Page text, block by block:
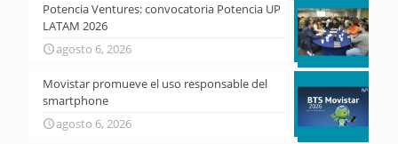
Potencia Ventures: convocatoria Potencia UP
LATAM 2026
agosto 6, 2026
Movistar promueve el uso responsable del
smartphone
agosto 6, 2026